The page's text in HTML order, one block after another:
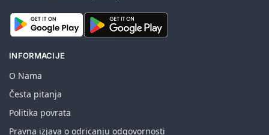
INFORMACIJE
O Nama
Česta pitanja
Politika povrata
Pravna izjava o odricanju odgovornosti